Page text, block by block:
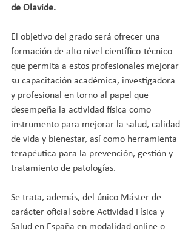
de Olavide.
El objetivo del grado será ofrecer una
formación de alto nivel científico-técnico
que permita a estos profesionales mejorar
su capacitación académica, investigadora
y profesional en torno al papel que
desempeña la actividad física como
instrumento para mejorar la salud, calidad
de vida y bienestar, así como herramienta
terapéutica para la prevención, gestión y
tratamiento de patologías.
Se trata, además, del único Máster de
carácter oficial sobre Actividad Física y
Salud en España en modalidad online o